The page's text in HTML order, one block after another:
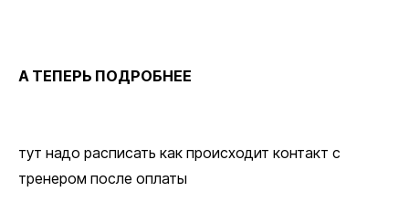
А ТЕПЕРЬ ПОДРОБНЕЕ
тут надо расписать как происходит контакт с
тренером после оплаты